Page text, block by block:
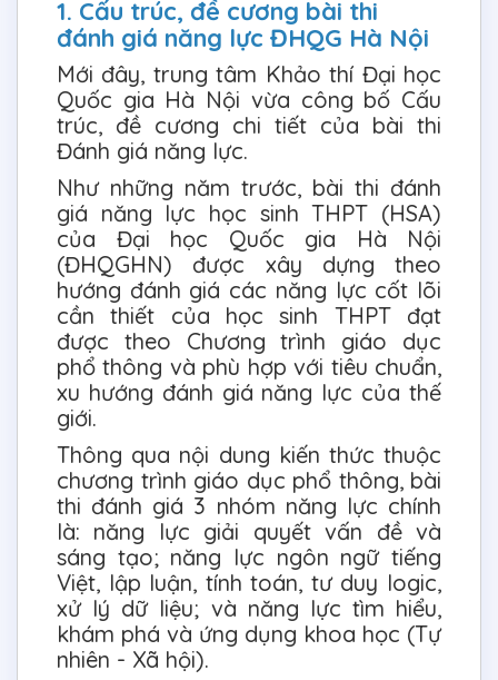
1. Cấu trúc, đề cương bài thi
đánh giá năng lực ĐHQG Hà Nội
Mới đây, trung tâm Khảo thí Đại học
Quốc gia Hà Nội vừa công bố Cấu
trúc, đề cương chi tiết của bài thi
Đánh giá năng lực.
Như những năm trước, bài thi đánh
giá năng lực học sinh THPT (HSA)
của Đại học Quốc gia Hà Nội
(ĐHQGHN) được xây dựng theo
hướng đánh giá các năng lực cốt lõi
cần thiết của học sinh THPT đạt
được theo Chương trình giáo dục
phổ thông và phù hợp với tiêu chuẩn,
xu hướng đánh giá năng lực của thế
giới.
Thông qua nội dung kiến thức thuộc
chương trình giáo dục phổ thông, bài
thi đánh giá 3 nhóm năng lực chính
là: năng lực giải quyết vấn đề và
sáng tạo; năng lực ngôn ngữ tiếng
Việt, lập luận, tính toán, tư duy logic,
xử lý dữ liệu; và năng lực tìm hiểu,
khám phá và ứng dụng khoa học (Tự
nhiên - Xã hội).